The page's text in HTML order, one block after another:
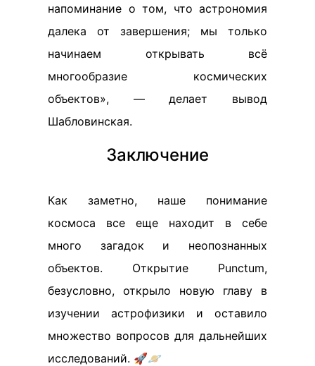
напоминание о том, что астрономия
далека от завершения; мы только
начинаем открывать всё
многообразие космических
объектов», — делает вывод
Шабловинская.
Заключение
Как заметно, наше понимание
космоса все еще находит в себе
много загадок и неопознанных
объектов. Открытие Punctum,
безусловно, открыло новую главу в
изучении астрофизики и оставило
множество вопросов для дальнейших
исследований. 🚀🪐